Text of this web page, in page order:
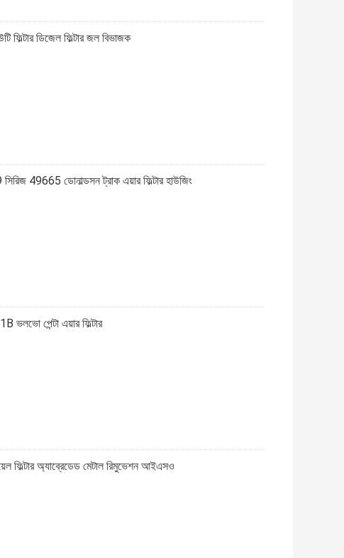
​​ফিল্টার ডিজেল ফিল্টার জল বিভাজক
49665 ডোনাল্ডসন ট্রাক এয়ার ফিল্টার হাউজিং
ভলভো পেন্টা এয়ার ফিল্টার
ফিল্টার অ্যাব্রেডেড মেটাল রিমুভেশন আইএসও